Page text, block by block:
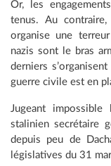
Or, les
tenus. Au
organise une
nazis sont le bras
derniers
guerre civile est en
Jugeant
stalinien secrétaire
depuis peu de
législatives du 31